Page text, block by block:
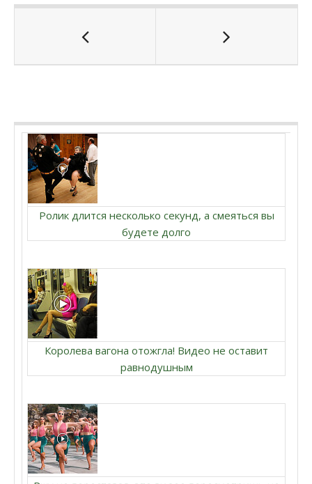
Ролик длится несколько секунд, а смеяться вы
будете долго
Королева вагона отожгла! Видео не оставит
равнодушным